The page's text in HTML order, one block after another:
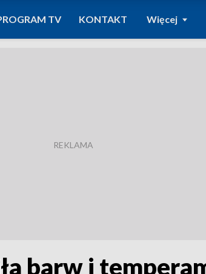
TV KONTAKT Więcej
barw i